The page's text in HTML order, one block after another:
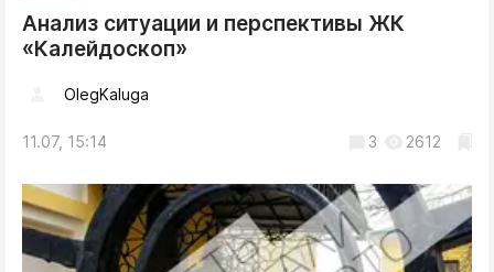
Анализ ситуации и перспективы ЖК
«Калейдоскоп»
OlegKaluga
11.07, 15:14 3 2612